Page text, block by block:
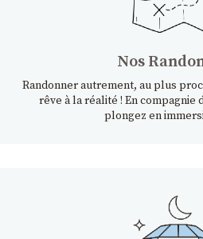
Nos
Randonner autrement, au plus
rêve à la réalité ! En
plongez en